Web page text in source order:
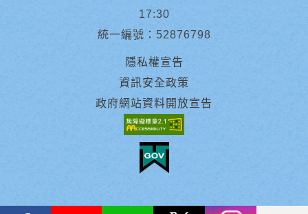
17:30
統一編號：52876798
隱私權宣告
資訊安全政策
政府網站資料開放宣告